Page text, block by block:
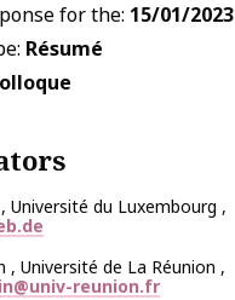
for the 15/01/2023
Résumé
, Université du Luxembourg ,
, Université de La Réunion ,
reunion.fr